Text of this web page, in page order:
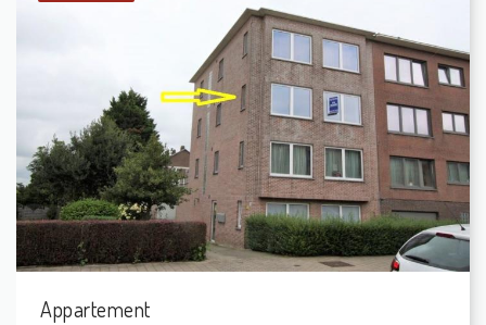
Verhuurd: Appartement
-
1
Appartement